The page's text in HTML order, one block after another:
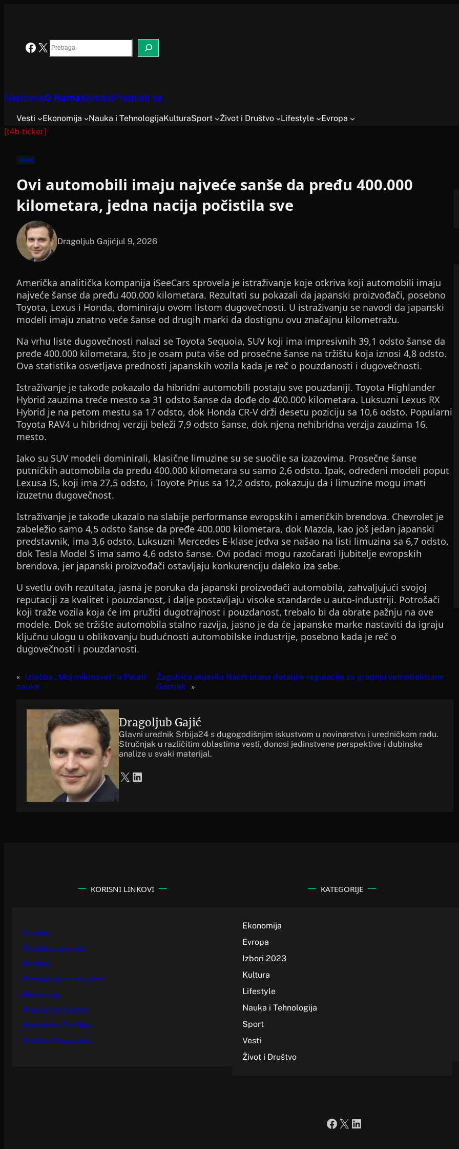
Facebook
X Search
NaslovnaO NamaKontaktPretplati se
Vesti Ekonomija Nauka i TehnologijaKulturaSport Život i Društvo Lifestyle Evropa
[t4b-ticker]
Vesti
Ovi automobili imaju najveće sanše da pređu 400.000
kilometara, jedna nacija počistila sve
Dragoljub Gajićjul 9, 2026
Američka analitička kompanija iSeeCars sprovela je istraživanje koje otkriva koji automobili imaju
najveće šanse da pređu 400.000 kilometara. Rezultati su pokazali da japanski proizvođači, posebno
Toyota, Lexus i Honda, dominiraju ovom listom dugovečnosti. U istraživanju se navodi da japanski
modeli imaju znatno veće šanse od drugih marki da dostignu ovu značajnu kilometražu.
Na vrhu liste dugovečnosti nalazi se Toyota Sequoia, SUV koji ima impresivnih 39,1 odsto šanse da
pređe 400.000 kilometara, što je osam puta više od prosečne šanse na tržištu koja iznosi 4,8 odsto.
Ova statistika osvetljava prednosti japanskih vozila kada je reč o pouzdanosti i dugovečnosti.
Istraživanje je takođe pokazalo da hibridni automobili postaju sve pouzdaniji. Toyota Highlander
Hybrid zauzima treće mesto sa 31 odsto šanse da dođe do 400.000 kilometara. Luksuzni Lexus RX
Hybrid je na petom mestu sa 17 odsto, dok Honda CR-V drži desetu poziciju sa 10,6 odsto. Popularni
Toyota RAV4 u hibridnoj verziji beleži 7,9 odsto šanse, dok njena nehibridna verzija zauzima 16.
mesto.
Iako su SUV modeli dominirali, klasične limuzine su se suočile sa izazovima. Prosečne šanse
putničkih automobila da pređu 400.000 kilometara su samo 2,6 odsto. Ipak, određeni modeli poput
Lexusa IS, koji ima 27,5 odsto, i Toyote Prius sa 12,2 odsto, pokazuju da i limuzine mogu imati
izuzetnu dugovečnost.
Istraživanje je takođe ukazalo na slabije performanse evropskih i američkih brendova. Chevrolet je
zabeležio samo 4,5 odsto šanse da pređe 400.000 kilometara, dok Mazda, kao još jedan japanski
predstavnik, ima 3,6 odsto. Luksuzni Mercedes E-klase jedva se našao na listi limuzina sa 6,7 odsto,
dok Tesla Model S ima samo 4,6 odsto šanse. Ovi podaci mogu razočarati ljubitelje evropskih
brendova, jer japanski proizvođači ostavljaju konkurenciju daleko iza sebe.
U svetlu ovih rezultata, jasna je poruka da japanski proizvođači automobila, zahvaljujući svojoj
reputaciji za kvalitet i pouzdanost, i dalje postavljaju visoke standarde u auto-industriji. Potrošači
koji traže vozila koja će im pružiti dugotrajnost i pouzdanost, trebalo bi da obrate pažnju na ove
modele. Dok se tržište automobila stalno razvija, jasno je da će japanske marke nastaviti da igraju
ključnu ulogu u oblikovanju budućnosti automobilske industrije, posebno kada je reč o
dugovečnosti i pouzdanosti.
« Izložba „Moj mikrosvet“ u Palati
nauke
Žagubica objavila Nacrt plana detaljne regulacije za gradnju vetroelektrane
Gornjak
»
Dragoljub Gajić
Glavni urednik Srbija24 s dugogodišnjim iskustvom u novinarstvu i uredničkom radu.
Stručnjak u različitim oblastima vesti, donosi jedinstvene perspektive i dubinske
analize u svaki materijal.
X LinkedIn
KORISNI LINKOVI
O nama
Kontaktirajte nas
Karijera
Pretplatite se na vesti
Marketing
Pravila Korišćenja
Urednička Politika
Politika Privatnosti
KATEGORIJE
Ekonomija
Evropa
Izbori 2023
Kultura
Lifestyle
Nauka i Tehnologija
Sport
Vesti
Život i Društvo
Facebook
X LinkedIn